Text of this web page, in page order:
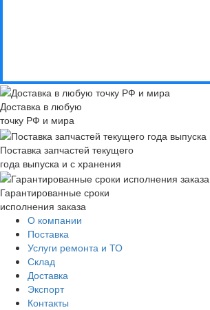
Доставка в любую
точку РФ и мира
Поставка запчастей текущего
года выпуска и с хранения
Гарантированные сроки
исполнения заказа
О компании
Поставка
Услуги ремонта и ТО
Склад
Доставка
Экспорт
Контакты